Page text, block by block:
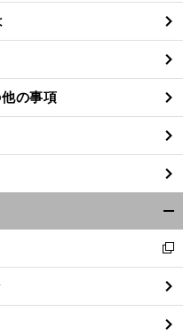
る
の事項
閉
る
新
し
い
ウ
ィ